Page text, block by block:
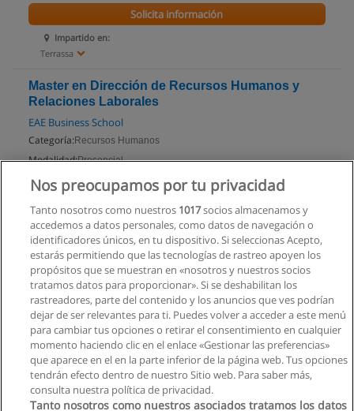
Impartido en:
Terrassa
Solicita información
Master en Dirección de Recursos Humanos y
Relaciones Laborales
EAE Business School
Categoría: Recursos Humanos
Modalidad:Presencial
Solicita información
Nos preocupamos por tu privacidad
Tanto nosotros como nuestros 1017socios almacenamos y
accedemos a datos personales, como datos de navegación o
identificadores únicos, en tu dispositivo. Si seleccionas Acepto,
estarás permitiendo que las tecnologías de rastreo apoyen los
propósitos que se muestran en «nosotros y nuestros socios
tratamos datos para proporcionar». Si se deshabilitan los
rastreadores, parte del contenido y los anuncios que ves podrían
dejar de ser relevantes para ti. Puedes volver a acceder a este menú
para cambiar tus opciones o retirar el consentimiento en cualquier
momento haciendo clic en el enlace «Gestionar las preferencias»
que aparece en el en la parte inferior de la página web. Tus opciones
tendrán efecto dentro de nuestro Sitio web. Para saber más,
consulta nuestra política de privacidad.
Tanto nosotros como nuestros asociados tratamos los datos